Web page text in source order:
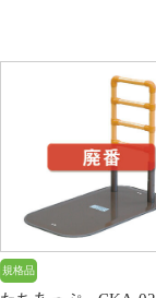
規格品